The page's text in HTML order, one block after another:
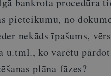
bankrota procedūra
pieteikumu, no
nekāds īpašums,
u.tml., ko varētu
plāna fāzes?